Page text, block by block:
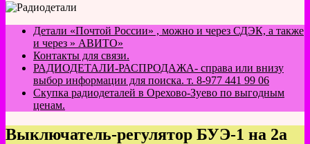
Детали «Почтой России» , можно и через СДЭК, а также
и через » АВИТО»
Контакты для связи.
РАДИОДЕТАЛИ-РАСПРОДАЖА- справа или внизу
выбор информации для поиска. т. 8-977 441 99 06
Скупка радиодеталей в Орехово-Зуево по выгодным
ценам.
Выключатель-регулятор БУЭ-1 на 2а